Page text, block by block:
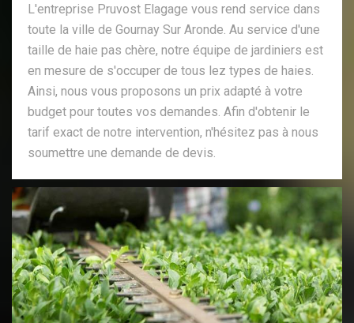
L'entreprise Pruvost Elagage vous rend service dans
toute la ville de Gournay Sur Aronde. Au service d'une
taille de haie pas chère, notre équipe de jardiniers est
en mesure de s'occuper de tous lez types de haies.
Ainsi, nous vous proposons un prix adapté à votre
budget pour toutes vos demandes. Afin d'obtenir le
tarif exact de notre intervention, n'hésitez pas à nous
soumettre une demande de devis.